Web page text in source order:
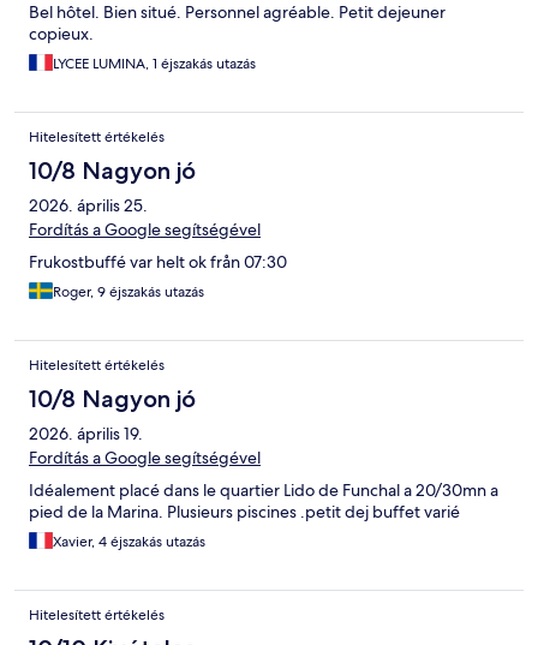
Bel hôtel. Bien situé. Personnel agréable. Petit dejeuner
copieux.
LYCEE LUMINA, 1 éjszakás utazás
Hitelesített értékelés
10/8 Nagyon jó
2026. április 25.
Fordítás a Google segítségével
Frukostbuffé var helt ok från 07:30
Roger, 9 éjszakás utazás
Hitelesített értékelés
10/8 Nagyon jó
2026. április 19.
Fordítás a Google segítségével
Idéalement placé dans le quartier Lido de Funchal a 20/30mn a
pied de la Marina. Plusieurs piscines .petit dej buffet varié
Xavier, 4 éjszakás utazás
Hitelesített értékelés